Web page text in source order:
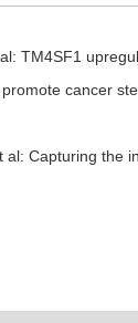
TM4SF1
cancer
al: Capturing the